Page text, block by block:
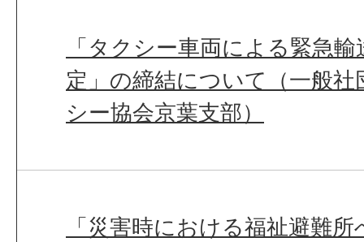
「タクシー車両による緊急
定」の締結について（一般
シー協会京葉支部）
「災害時における福祉避難